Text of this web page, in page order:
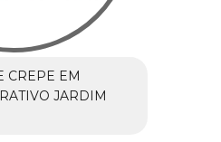
CREPE EM
JARDIM